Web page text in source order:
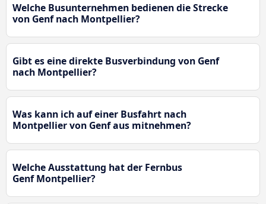
Welche Busunternehmen bedienen die Strecke
von Genf nach Montpellier?
Gibt es eine direkte Busverbindung von Genf
nach Montpellier?
Was kann ich auf einer Busfahrt nach
Montpellier von Genf aus mitnehmen?
Welche Ausstattung hat der Fernbus
Genf Montpellier?